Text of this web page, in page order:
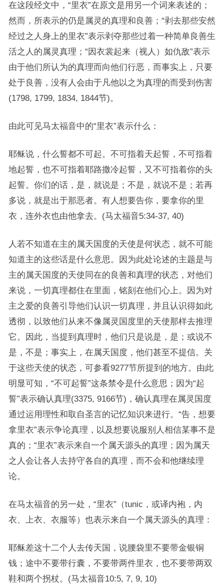
在这段经文中，“里衣”在原文是用另一个词来表述的；
然而，所表示的仍是属灵的真理和良善；“剥去那些安然
经过之人身上的里衣”表示剥夺那些过着一种简单良善生
活之人的属灵真理；“因衣裳起来（视人）如仇敌”表示
由于他们所认为的真理而向他们行恶，而事实上，只要
处于良善，没有人会由于凡他以之为真理的而受到伤害
(1798, 1799, 1834, 1844节)。
由此可见马太福音中的“里衣”表示什么：
耶稣说，什么誓都不可起。不可指着天起誓，不可指着
地起誓，也不可指着耶路撒冷起誓，又不可指着你的头
起誓。你们的话，是，就说是；不是，就说不是；若再
多说，就是出于那恶者。有人想要告你，要拿你的里
衣，连外衣也由他拿去。(马太福音5:34-37, 40)
人若不知道在主的属天国度的天使是何状态，就不可能
知道主的这些话是什么意思。因为此处论述的主题是与
主的属天国度的天使同在的良善和真理的状态，对他们
来说，一切真理都住在里面，铭刻在他们心上。因为对
主之爱的良善引导他们认识一切真理，并且认识得如此
透彻，以致他们从来不像属灵国度里的天使那样去推理
它。因此，当提到真理时，他们只是说是，是；或说不
是，不是；事实上，在属天国度，他们甚至不提信。关
于这些天使的状态，可参看9277节所提到的地方。由此
明显可知，“不可起誓”这条禁令是什么意思；因为“起
誓”表示确认真理(3375, 9166节)，确认真理在属灵国度
通过运用理性和取自圣言的记忆知识来进行。“告，想要
拿里衣”表示争论真理，以及想要说服别人相信某事不是
真的；“里衣”表示来自一个属天源头的真理；因为属天
之人会让各人去持守各自的真理，而不会和他继续理
论。
在马太福音的另一处，“里衣”（tunic，或译内袍，内
衣、上衣、衣服等）也表示来自一个属天源头的真理：
耶稣差这十二个人去传天国，说腰袋里不要带金银铜
钱；途中不要带行囊，不要带两件里衣，也不要带两双
鞋和两个拐杖。(马太福音10:5, 7, 9, 10)